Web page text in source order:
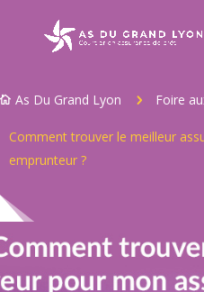
 As Du Grand Lyon 5 Foire
Comment trouver le meilleur
emprunteur ?